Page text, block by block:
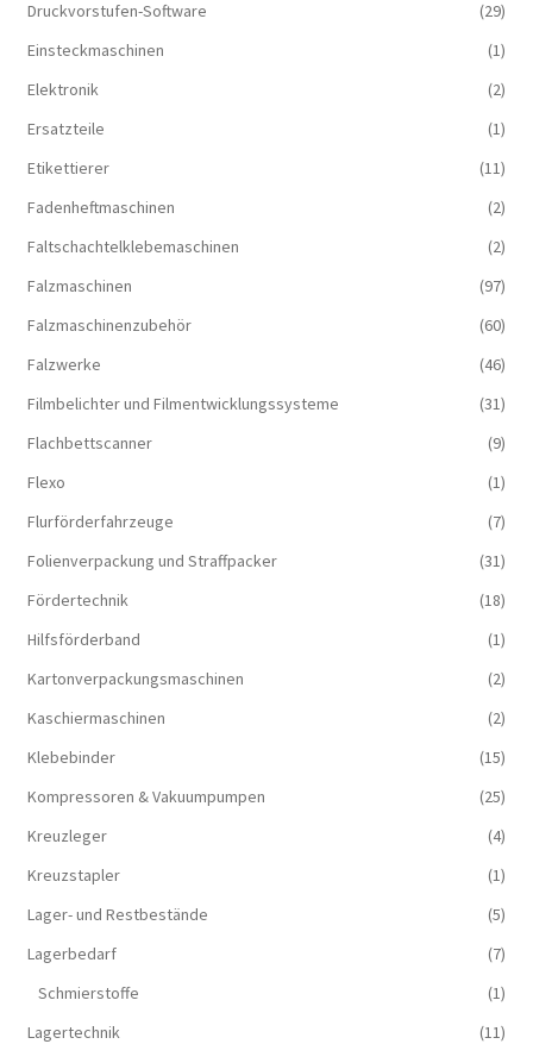
Druckvorstufen-Software
(29)
Einsteckmaschinen
(1)
Elektronik
(2)
Ersatzteile
(1)
Etikettierer
(11)
Fadenheftmaschinen
(2)
Faltschachtelklebemaschinen
(2)
Falzmaschinen
(97)
Falzmaschinenzubehör
(60)
Falzwerke
(46)
Filmbelichter und Filmentwicklungssysteme
(31)
Flachbettscanner
(9)
Flexo
(1)
Flurförderfahrzeuge
(7)
Folienverpackung und Straffpacker
(31)
Fördertechnik
(18)
Hilfsförderband
(1)
Kartonverpackungsmaschinen
(2)
Kaschiermaschinen
(2)
Klebebinder
(15)
Kompressoren & Vakuum­pumpen
(25)
Kreuzleger
(4)
Kreuzstapler
(1)
Lager- und Restbestände
(5)
Lagerbedarf
(7)
Schmierstoffe
(1)
Lagertechnik
(11)